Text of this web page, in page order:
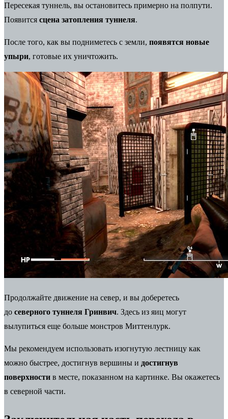
Пересекая туннель, вы остановитесь примерно на полпути.
Появится сцена затопления туннеля.
После того, как вы подниметесь с земли, появятся новые
упыри, готовые их уничтожить.
Продолжайте движение на север, и вы доберетесь
до северного туннеля Гринвич. Здесь из яиц могут
вылупиться еще больше монстров Миттенлурк.
Мы рекомендуем использовать изогнутую лестницу как
можно быстрее, достигнув вершины и достигнув
поверхности в месте, показанном на картинке. Вы окажетесь
в северной части.